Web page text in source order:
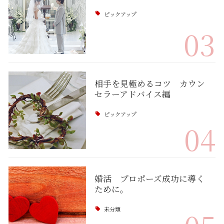
ピックアップ
03
相手を見極めるコツ カウン
セラーアドバイス編
ピックアップ
04
婚活 プロポーズ成功に導く
ために。
未分類